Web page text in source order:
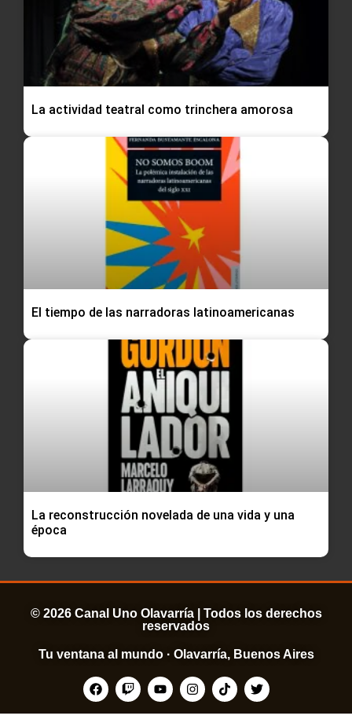
La actividad teatral como trinchera amorosa
El tiempo de las narradoras latinoamericanas
La reconstrucción novelada de una vida y una
época
© 2026 Canal Uno Olavarría | Todos los derechos
reservados
Tu ventana al mundo · Olavarría, Buenos Aires